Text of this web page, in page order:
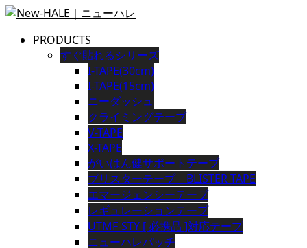
PRODUCTS
すぐ貼れるシリーズ
I-TAPE(30cm)
I-TAPE(15cm)
ニーダッシュ
クライミングテープ
V-TAPE
X-TAPE
がいはん健サポートテープ
ブリスターテープ BLISTER TAPE
エマージェンシーテープ
レギュレーションテープ
UTMF-STY [ 必携品 ]対応テープ
ニューハレパッチ